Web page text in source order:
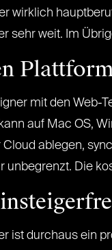
wirklich
sehr weit. Im
mit den Web-
auf Mac OS,
Cloud ablegen,
unbegrenzt. Die
ist durchaus ein